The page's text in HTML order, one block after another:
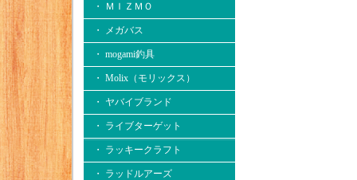
・ ＭＩＺＭＯ
・ メガバス
・ mogami釣具
・ Molix（モリックス）
・ ヤバイブランド
・ ライブターゲット
・ ラッキークラフト
・ ラッドルアーズ